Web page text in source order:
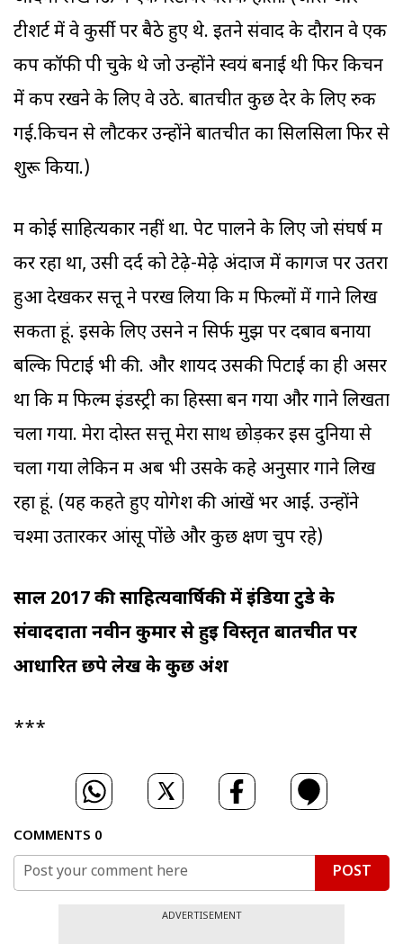
टीशर्ट में वे कुर्सी पर बैठे हुए थे. इतने संवाद के दौरान वे एक
कप कॉफी पी चुके थे जो उन्होंने स्वयं बनाई थी फिर किचन
में कप रखने के लिए वे उठे. बातचीत कुछ देर के लिए रुक
गई.किचन से लौटकर उन्होंने बातचीत का सिलसिला फिर से
शुरू किया.)
मैं कोई साहित्यकार नहीं था. पेट पालने के लिए जो संघर्ष मैं
कर रहा था, उसी दर्द को टेढ़े-मेढ़े अंदाज में कागज पर उतरा
हुआ देखकर सत्तू ने परख लिया कि मैं फिल्मों में गाने लिख
सकता हूं. इसके लिए उसने न सिर्फ मुझ पर दबाव बनाया
बल्कि पिटाई भी की. और शायद उसकी पिटाई का ही असर
था कि मैं फिल्म इंडस्ट्री का हिस्सा बन गया और गाने लिखता
चला गया. मेरा दोस्त सत्तू मेरा साथ छोड़कर इस दुनिया से
चला गया लेकिन मैं अब भी उसके कहे अनुसार गाने लिख
रहा हूं. (यह कहते हुए योगेश की आंखें भर आईं. उन्होंने
चश्मा उतारकर आंसू पोंछे और कुछ क्षण चुप रहे)
साल 2017 की साहित्यवार्षिकी मेंइंडिया टुडे के
संवाददाता नवीन कुमार से हुई विस्तृत बातचीत पर
आधारित छपे लेख के कुछअंश
***
COMMENTS 0
POST
ADVERTISEMENT